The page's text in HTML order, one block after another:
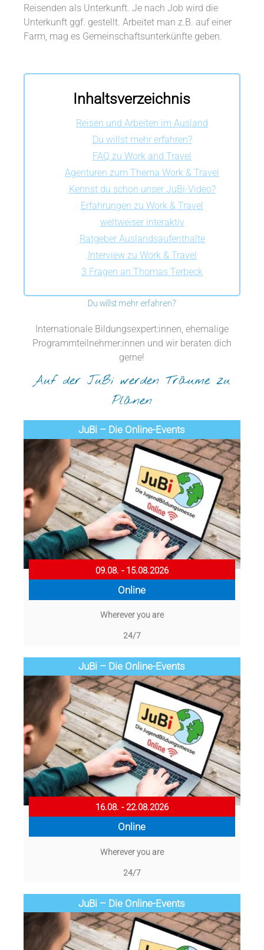
Reisenden als Unterkunft. Je nach Job wird die
Unterkunft ggf. gestellt. Arbeitet man z.B. auf einer
Farm, mag es Gemeinschaftsunterkünfte geben.
Inhaltsverzeichnis
Reisen und Arbeiten im Ausland
Du willst mehr erfahren?
FAQ zu Work and Travel
Agenturen zum Thema Work & Travel
Kennst du schon unser JuBi-Video?
Erfahrungen zu Work & Travel
weltweiser interaktiv
Ratgeber Auslandsaufenthalte
Interview zu Work & Travel
3 Fragen an Thomas Terbeck
Du willst mehr erfahren?
Internationale Bildungsexpert:innen, ehemalige
Programmteilnehmer:innen und wir beraten dich
gerne!
Auf der JuBi werden Träume zu
Plänen
JuBi – Die Online-Events
09.08. - 15.08.2026
Online
Wherever you are
24/7
JuBi – Die Online-Events
16.08. - 22.08.2026
Online
Wherever you are
24/7
JuBi – Die Online-Events